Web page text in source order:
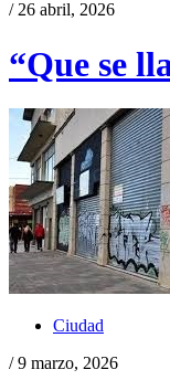
/ 26 abril, 2026
“Que se
Ciudad
/ 9 marzo, 2026